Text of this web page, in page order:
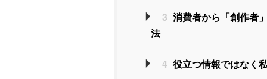
3 消費者から「創作者
法
4 役立つ情報ではなく